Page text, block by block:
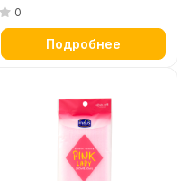
(жёсткая, массажная)
размер: 12 х 17 см, 2 шт.
0
Подробнее